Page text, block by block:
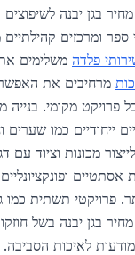
בגן יבנה
ספר ומרכזים
פלדה משלימים
מרחיבים את
פרויקט מקומי.
ייחודיים כמו
מכונות וציוד עם
פרויקטי תשתית כמו
בגן יבנה בשל
לאיכות הסביבה.